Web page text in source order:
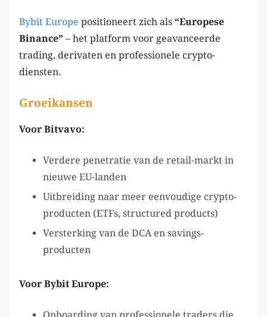
Bybit Europe positioneert zich als “Europese
Binance” – het platform voor geavanceerde
trading, derivaten en professionele crypto-
diensten.
Groeikansen
Voor Bitvavo:
Verdere penetratie van de retail-markt in
nieuwe EU-landen
Uitbreiding naar meer eenvoudige crypto-
producten (ETFs, structured products)
Versterking van de DCA en savings-
producten
Voor Bybit Europe:
Onboarding van professionele traders die